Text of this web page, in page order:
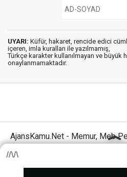
UYARI: Küfür, hakaret, rencide edici
içeren, imla kuralları ile yazılmamış,
Türkçe karakter kullanılmayan ve büyük
onaylanmamaktadır.
AjansKamu.Net - Memur, Meb